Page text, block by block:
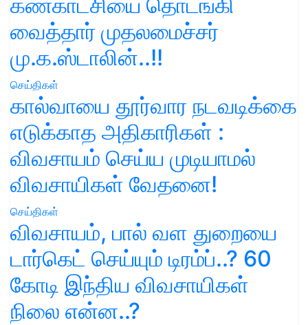
வைத்தார் முதலமைச்சர்
மு.க.ஸ்டாலின்..!!
செய்திகள்
கால்வாயை தூர்வார நடவடிக்கை
எடுக்காத அதிகாரிகள் :
விவசாயம் செய்ய முடியாமல்
விவசாயிகள் வேதனை!
செய்திகள்
விவசாயம், பால் வள துறையை
டார்கெட் செய்யும் டிரம்ப்..? 60
கோடி இந்திய விவசாயிகள்
நிலை என்ன..?